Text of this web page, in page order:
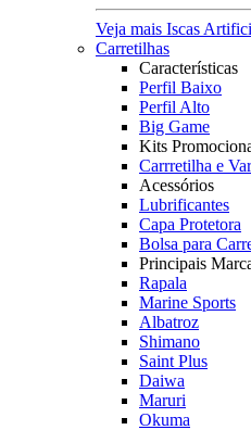
Veja mais Iscas
Carretilhas
Características
Perfil Baixo
Perfil Alto
Big Game
Kits
Carrretilha e
Acessórios
Lubrificantes
Capa Protetora
Bolsa para
Principais
Rapala
Marine Sports
Albatroz
Shimano
Saint Plus
Daiwa
Maruri
Okuma